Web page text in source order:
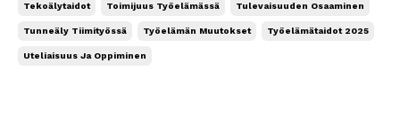
Tekoälytaidot Toimijuus Työelämässä Tulevaisuuden Osaaminen
Tunneäly Tiimityössä Työelämän Muutokset Työelämätaidot 2025
Uteliaisuus Ja Oppiminen